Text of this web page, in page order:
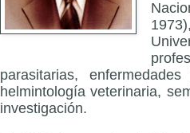
parasitarias,
helmintología veterinaria,
investigación.